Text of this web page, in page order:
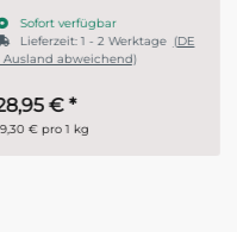
Sofort verfügbar
ab14,95 €
29,90 € pro 1 kg